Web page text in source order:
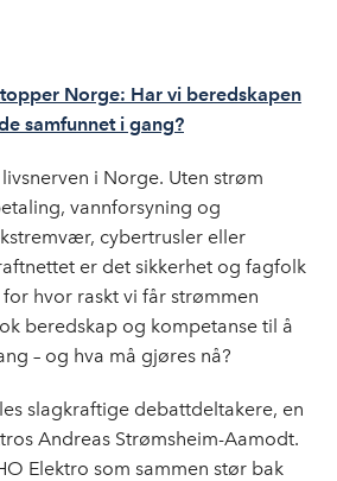
Norge: Har vi beredskapen
samfunnet i gang?
i Norge. Uten strøm
vannforsyning og
cybertrusler eller
er det sikkerhet og fagfolk
hvor raskt vi får strømmen
beredskap og kompetanse til å
– og hva må gjøres nå?
slagkraftige debattdeltakere, en
Andreas Strømsheim-Aamodt.
Elektro som sammen stør bak